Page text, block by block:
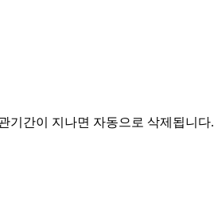
기간이 지나면 자동으로 삭제됩니다.